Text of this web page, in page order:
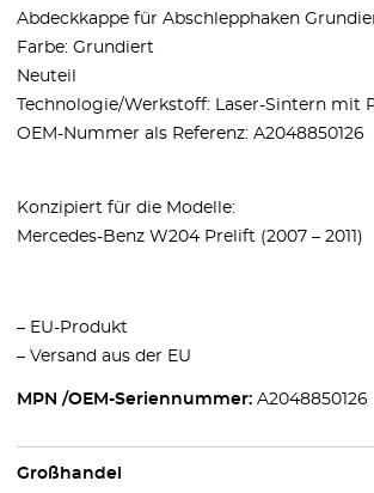
Abdeckkappe für Abschlepphaken
Farbe: Grundiert
Neuteil
Technologie/Werkstoff: Laser-Sintern mit
OEM-Nummer als Referenz: A2048850126
Konzipiert für die Modelle:
Mercedes-Benz W204 Prelift (2007 – 2011)
– EU-Produkt
– Versand aus der EU
MPN /OEM-Seriennummer: A2048850126
Großhandel